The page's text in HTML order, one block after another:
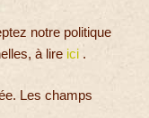
notre politique
à lire ici .
Les champs